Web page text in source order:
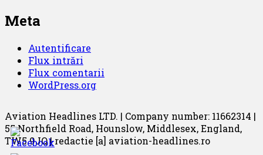
Meta
Autentificare
Flux intrări
Flux comentarii
WordPress.org
Aviation Headlines LTD. | Company number: 11662314 |
55 Northfield Road, Hounslow, Middlesex, England,
TW5 9JQ | redactie [a] aviation-headlines.ro